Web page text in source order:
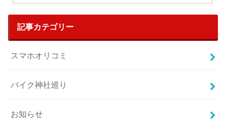
記事カテゴリー
スマホオリコミ
バイク神社巡り
お知らせ